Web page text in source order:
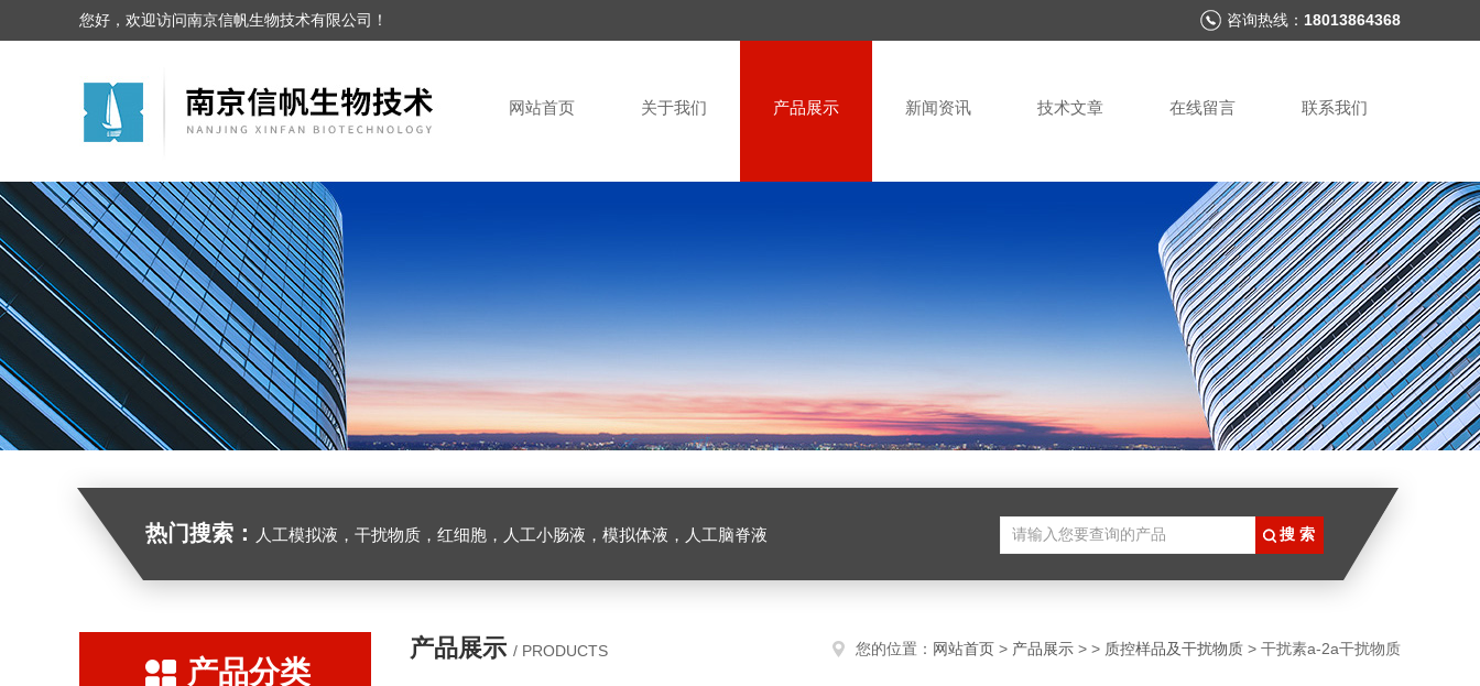
您好，欢迎访问南京信帆生物技术有限公司！ 咨询热线： 18013864368
网站首页 关于我们 产品展示 新闻资讯 技术文章 在线留言 联系我们
热门搜索： 人工模拟液，干扰物质，红细胞，人工小肠液，模拟体液，人工脑脊液
产品分类
产品展示 / PRODUCTS 您的位置： 网站首页 > 产品展示 > > 质控样品及干扰物质 > 干扰素a-2a干扰物质